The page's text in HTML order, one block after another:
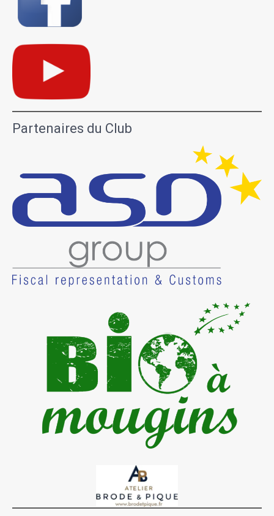
Partenaires du Club